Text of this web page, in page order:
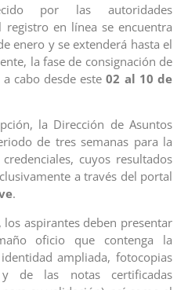
por las autoridades
en línea se encuentra
enero y se extenderá hasta el
la fase de consignación de
cabo desde este02 al 10 de
la Dirección de Asuntos
de tres semanas para la
cuyos resultados
a través del portal
.
aspirantes deben presentar
oficio que contenga la
ampliada, fotocopias
de las notas certificadas